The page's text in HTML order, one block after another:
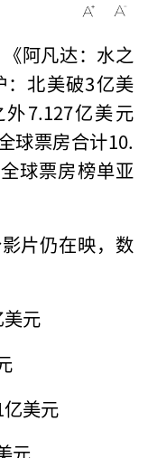
阿凡达：水之
：北美破3亿美
7.127亿美元
球票房合计10.
球票房榜单亚
片仍在映，数
元
美元